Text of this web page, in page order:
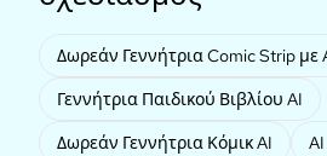
Δωρεάν Γεννήτρια Comic Strip με
Γεννήτρια Παιδικού Βιβλίου AI
Δωρεάν Γεννήτρια Κόμικ AI